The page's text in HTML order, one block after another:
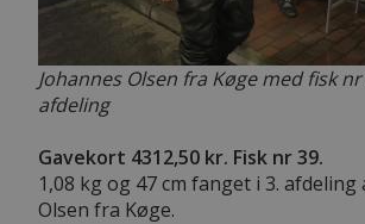
Johannes Olsen fra Køge med fisk
afdeling
Gavekort 4312,50 kr. Fisk nr 39.
1,08 kg og 47 cm fanget i 3. afdeling
Olsen fra Køge.